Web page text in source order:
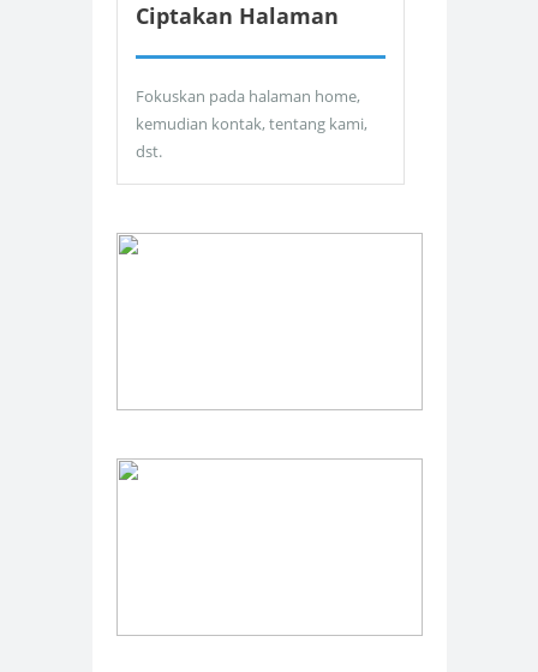
Ciptakan Halaman
Fokuskan pada halaman home,
kemudian kontak, tentang kami,
dst.